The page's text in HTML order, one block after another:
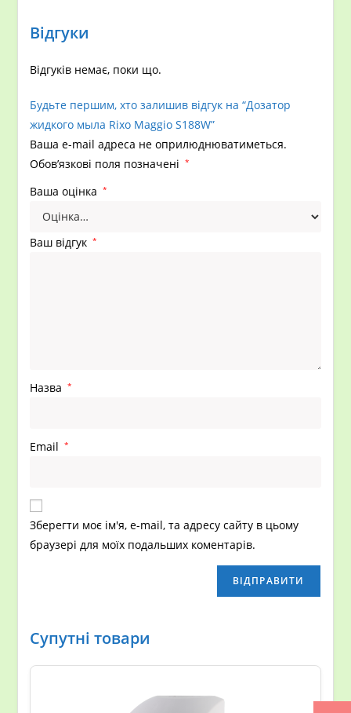
Відгуки
Відгуків немає, поки що.
Будьте першим, хто залишив відгук на “Дозатор
жидкого мыла Rixo Maggio S188W”
Ваша e-mail адреса не оприлюднюватиметься.
Обов’язкові поля позначені
*
Ваша оцінка *
Ваш відгук *
Назва *
Email *
Зберегти моє ім'я, e-mail, та адресу сайту в цьому
браузері для моїх подальших коментарів.
Супутні товари